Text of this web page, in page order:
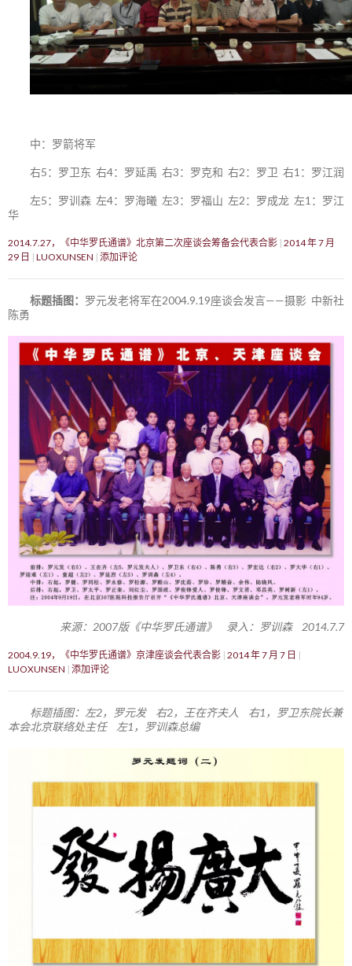
中：罗箭将军
右5：罗卫东 右4：罗延禹 右3：罗克和 右2：罗卫 右1：罗江润
左5：罗训森 左4：罗海曦 左3：罗福山 左2：罗成龙 左1：罗江
华
2014.7.27，《中华罗氏通谱》北京第二次座谈会筹备会代表合影 2014 年 7 月
29 日
LUOXUNSEN 添加评论
标题插图： 罗元发老将军在2004.9.19座谈会发言——摄影 中新社
陈勇
来源：2007版《中华罗氏通谱》 录入：罗训森 2014.7.7
2004.9.19，《中华罗氏通谱》京津座谈会代表合影 2014 年 7 月 7 日
LUOXUNSEN 添加评论
标题插图：左2，罗元发 右2，王在齐夫人 右1，罗卫东院长兼
本会北京联络处主任 左1，罗训森总编